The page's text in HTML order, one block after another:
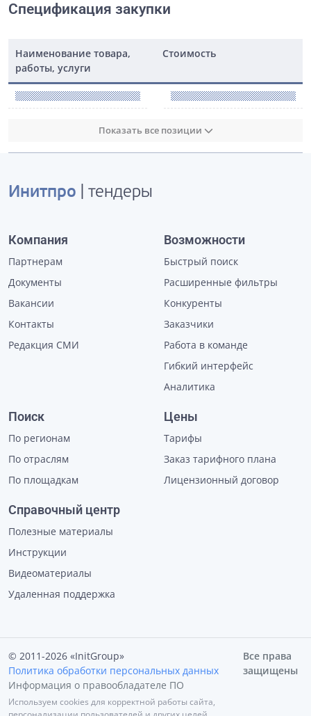
Спецификация закупки
Наименование товара,
работы, услуги
Стоимость
Показать все позиции
Инитпро | тендеры
Компания
Партнерам
Документы
Вакансии
Контакты
Редакция СМИ
Возможности
Быстрый поиск
Расширенные фильтры
Конкуренты
Заказчики
Работа в команде
Гибкий интерфейс
Аналитика
Поиск
По регионам
По отраслям
По площадкам
Цены
Тарифы
Заказ тарифного плана
Лицензионный договор
Справочный центр
Полезные материалы
Инструкции
Видеоматериалы
Удаленная поддержка
© 2011-2026 «InitGroup»
Политика обработки персональных данных
Информация о правообладателе ПО
Используем cookies для корректной работы сайта,
Все права
защищены